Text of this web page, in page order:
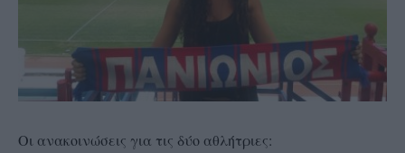
Οι ανακοινώσεις για τις δύο αθλήτριες: